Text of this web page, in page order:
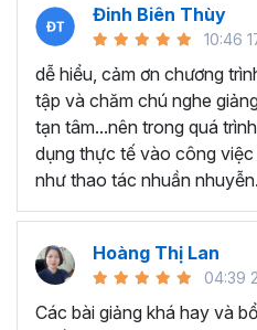
khác, phù hợp với tất cả
sáng nơi công sở với thủ
minh và tạo kết quả bất
Bạn sẽ tự tin xử lý được
Excel một cách chuyên
tiến độ công việc, nâng
tới 5 lần.
Đặc biệt khiđăng ký khóa
hội nhận ưu đãi sở hữu trọn
tác đăng ký khá đơn giản,
KÝ HỌC NGAY khóa học
Đinh Biên Thùy
10:46
dễ hiểu, cảm ơn chương
tập và chăm chú nghe
tạn tâm...nên trong quá
dụng thực tế vào công
như thao tác nhuần
Hoàng Thị Lan
04:39
Các bài giảng khá hay và